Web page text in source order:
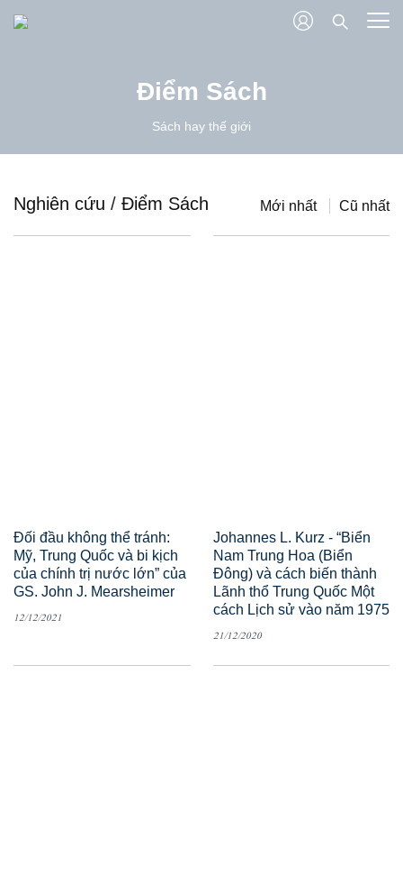
Điểm Sách
Sách hay thế giới
Nghiên cứu / Điểm Sách Mới nhất Cũ nhất
Đối đầu không thể tránh:
Mỹ, Trung Quốc và bi kịch
của chính trị nước lớn” của
GS. John J. Mearsheimer
12/12/2021
Johannes L. Kurz - “Biển
Nam Trung Hoa (Biển
Đông) và cách biến thành
Lãnh thổ Trung Quốc Một
cách Lịch sử vào năm 1975
21/12/2020